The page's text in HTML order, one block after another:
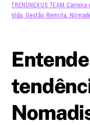
TRENDNEXUS TEAM Carreira
Vida ,Gestão Remota